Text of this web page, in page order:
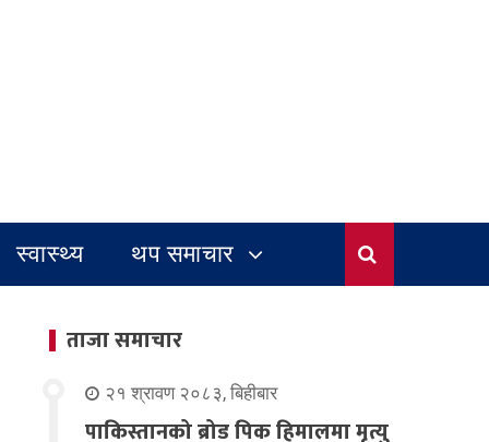
स्वास्थ्य थप समाचार
ताजा समाचार
२१ श्रावण २०८३, बिहीबार
पाकिस्तानको ब्रोड पिक हिमालमा मृत्यु